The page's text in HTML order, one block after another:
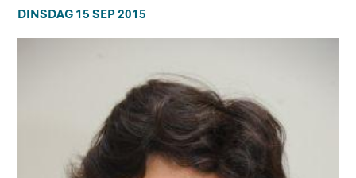
DINSDAG 15 SEP 2015